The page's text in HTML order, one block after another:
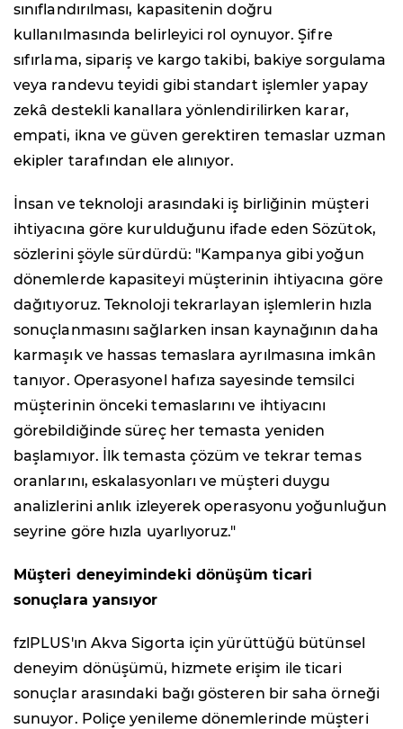
sınıflandırılması, kapasitenin doğru
kullanılmasında belirleyici rol oynuyor. Şifre
sıfırlama, sipariş ve kargo takibi, bakiye sorgulama
veya randevu teyidi gibi standart işlemler yapay
zekâ destekli kanallara yönlendirilirken karar,
empati, ikna ve güven gerektiren temaslar uzman
ekipler tarafından ele alınıyor.
İnsan ve teknoloji arasındaki iş birliğinin müşteri
ihtiyacına göre kurulduğunu ifade eden Sözütok,
sözlerini şöyle sürdürdü: "Kampanya gibi yoğun
dönemlerde kapasiteyi müşterinin ihtiyacına göre
dağıtıyoruz. Teknoloji tekrarlayan işlemlerin hızla
sonuçlanmasını sağlarken insan kaynağının daha
karmaşık ve hassas temaslara ayrılmasına imkân
tanıyor. Operasyonel hafıza sayesinde temsilci
müşterinin önceki temaslarını ve ihtiyacını
görebildiğinde süreç her temasta yeniden
başlamıyor. İlk temasta çözüm ve tekrar temas
oranlarını, eskalasyonları ve müşteri duygu
analizlerini anlık izleyerek operasyonu yoğunluğun
seyrine göre hızla uyarlıyoruz."
Müşteri deneyimindeki dönüşüm ticari
sonuçlara yansıyor
fzlPLUS'ın Akva Sigorta için yürüttüğü bütünsel
deneyim dönüşümü, hizmete erişim ile ticari
sonuçlar arasındaki bağı gösteren bir saha örneği
sunuyor. Poliçe yenileme dönemlerinde müşteri